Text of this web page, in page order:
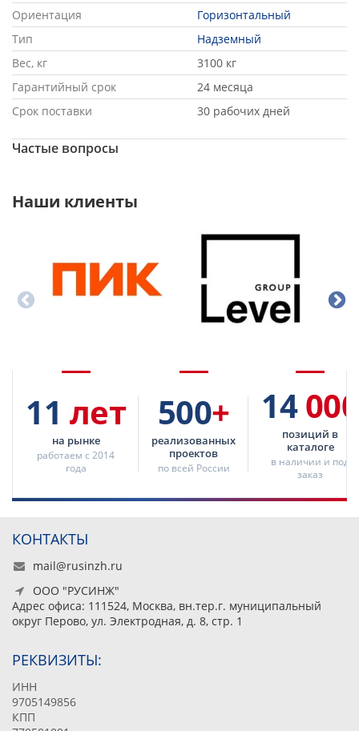
Ориентация
Горизонтальный
Тип
Надземный
Вес, кг
3100 кг
Гарантийный срок
24 месяца
Срок поставки
30 рабочих дней
Частые вопросы
Наши клиенты
11 лет
на рынке
работаем с 2014
года
500+
реализованных
проектов
по всей России
14000
позиций в
каталоге
в наличии и под
заказ
КОНТАКТЫ
mail@rusinzh.ru
ООО "РУСИНЖ"
Адрес офиса: 111524, Москва, вн.тер.г. муниципальный
округ Перово, ул. Электродная, д. 8, стр. 1
РЕКВИЗИТЫ:
ИНН
9705149856
КПП